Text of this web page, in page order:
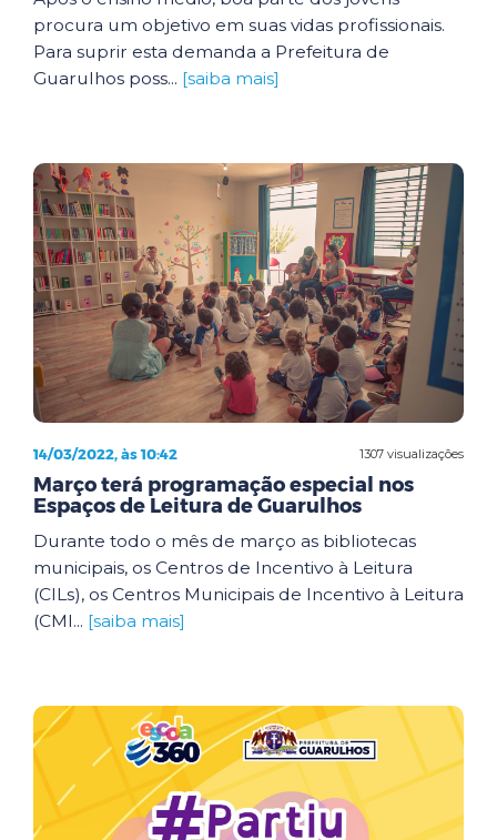
procura um objetivo em suas vidas profissionais.
Para suprir esta demanda a Prefeitura de
Guarulhos poss... [saiba mais]
1307 visualizações
14/03/2022, às 10:42
Março terá programação especial nos
Espaços de Leitura de Guarulhos
Durante todo o mês de março as bibliotecas
municipais, os Centros de Incentivo à Leitura
(CILs), os Centros Municipais de Incentivo à Leitura
(CMI... [saiba mais]